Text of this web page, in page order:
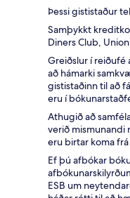
Þessi gististaður
Samþykkt
Diners Club,
Greiðslur í reiðufé
að hámarki
gististaðinn til að
eru í
Athugið að
verið mismunandi
eru birtar koma
Ef þú afbókar
ESB um